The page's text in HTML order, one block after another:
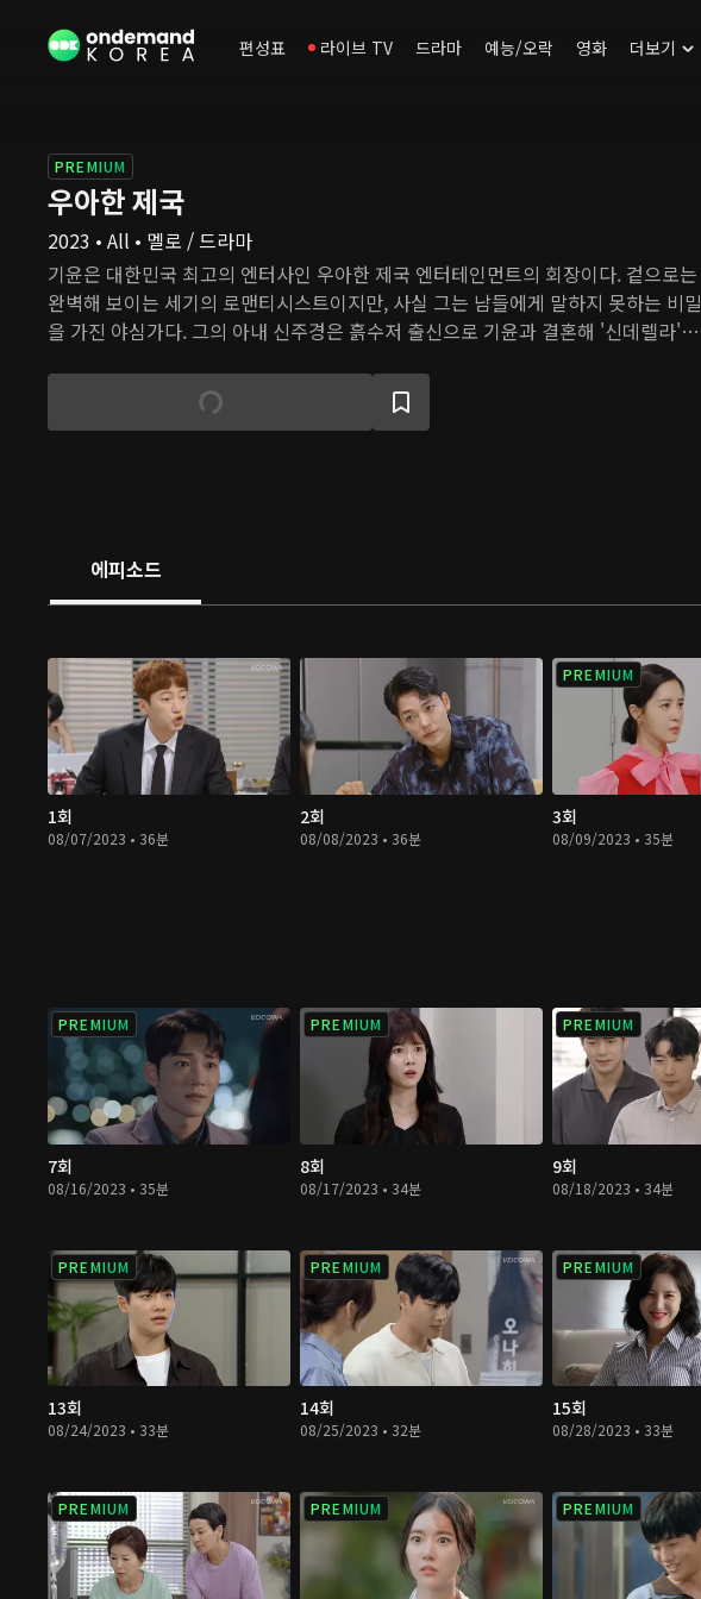
편성표 라이브 TV 드라마 예능/오락 영화 더보기
PREMIUM
우아한 제국
2023 • All • 멜로 / 드라마
기윤은 대한민국 최고의 엔터사인 우아한 제국 엔터테인먼트의 회장이다. 겉으로는
완벽해 보이는 세기의 로맨티시스트이지만, 사실 그는 남들에게 말하지 못하는 비밀
을 가진 야심가다. 그의 아내 신주경은 흙수저 출신으로 기윤과 결혼해 '신데렐라'가
못한 사건으로 모든 것을 빼앗긴다. 어머니의 반대를 무릅쓰고 배우가 된 우혁은 어느
날 갑자기 사라진 스승 주경을 그리워한다. 그 순간, 주경과 똑같이 생긴 서희재가 그
에피소드
1회
08/07/2023 • 36분
2회
08/08/2023 • 36분
PREMIUM
3회
08/09/2023 • 35분
PREMIUM
7회
08/16/2023 • 35분
PREMIUM
8회
08/17/2023 • 34분
PREMIUM
9회
08/18/2023 • 34분
PREMIUM
13회
08/24/2023 • 33분
PREMIUM
14회
08/25/2023 • 32분
PREMIUM
15회
08/28/2023 • 33분
PREMIUM PREMIUM PREMIUM